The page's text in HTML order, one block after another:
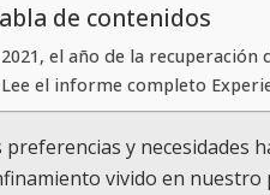
de contenidos
2021, el año de la
Lee el informe completo
preferencias y necesidades
vivido en nuestro